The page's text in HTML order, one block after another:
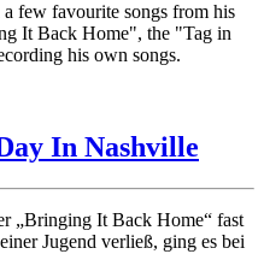
few favourite songs from his
It Back Home", the "Tag in
his own songs.
In Nashville
„Bringing It Back Home“ fast
Jugend verließ, ging es bei